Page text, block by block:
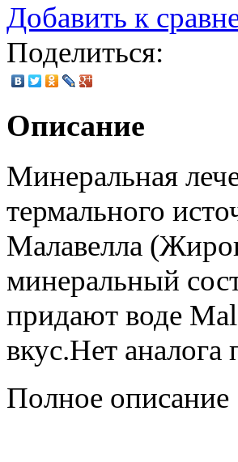
Добавить к
Поделиться:
Описание
Минеральная
термального
Малавелла
минеральный
придают воде
вкус.Нет
Полное описание